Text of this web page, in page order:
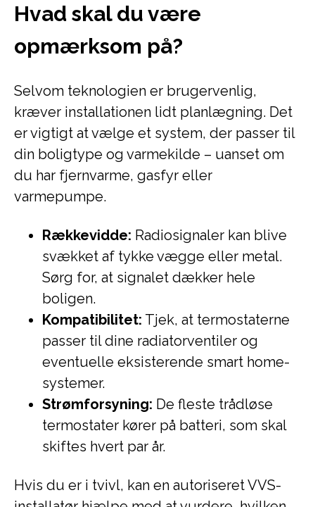
Hvad skal du være
opmærksom på?
Selvom teknologien er brugervenlig,
kræver installationen lidt planlægning. Det
er vigtigt at vælge et system, der passer til
din boligtype og varmekilde – uanset om
du har fjernvarme, gasfyr eller
varmepumpe.
Rækkevidde: Radiosignaler kan blive
svækket af tykke vægge eller metal.
Sørg for, at signalet dækker hele
boligen.
Kompatibilitet: Tjek, at termostaterne
passer til dine radiatorventiler og
eventuelle eksisterende smart home-
systemer.
Strømforsyning: De fleste trådløse
termostater kører på batteri, som skal
skiftes hvert par år.
Hvis du er i tvivl, kan en autoriseret VVS-